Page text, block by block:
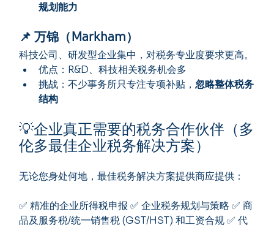
规划能力
📌 万锦（Markham）
科技公司、研发型企业集中，对税务专业度要求更高。
优点：R&D、科技相关税务机会多
挑战：不少事务所只专注专项补贴，忽略整体税务
结构
💡企业真正需要的税务合作伙伴（多
伦多最佳企业税务解决方案）
无论您身处何地，最佳税务解决方案提供商应提供：
✅ 精准的企业所得税申报 ✅ 企业税务规划与策略 ✅ 商
品及服务税/统一销售税 (GST/HST) 和工资合规 ✅ 代